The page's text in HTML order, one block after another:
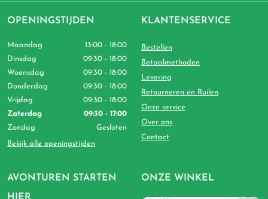
AVONTUREN STARTEN
OPENINGSTIJDEN
Maandag
13:00 - 18:00
Dinsdag
09:30 - 18:00
Woensdag
09:30 - 18:00
Donderdag
09:30 - 18:00
Vrijdag
09:30 - 18:00
Zaterdag
09:30 - 17:00
Zondag
Gesloten
Bekijk alle openingstijden
KLANTENSERVICE
Bestellen
Betaalmethoden
Levering
Retourneren en Ruilen
Onze service
Over ons
Contact
ONZE WINKEL